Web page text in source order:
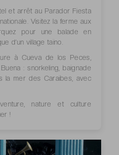
et arrêt au Parador Fiesta
Visitez la ferme aux
pour une balade en
d’un village taïno.
à Cueva de los Peces,
: snorkeling, baignade
la mer des Caraïbes, avec
nature et culture
!